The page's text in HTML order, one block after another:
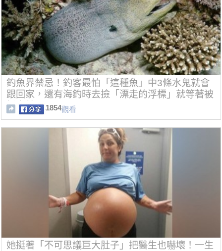
釣魚界禁忌！釣客最怕「這種魚」中3條水鬼就會
跟回家，還有海釣時去撿「漂走的浮標」就等著被
抓交替！ 1854觀看
她挺著「不可思議巨大肚子」把醫生也嚇壞！一生